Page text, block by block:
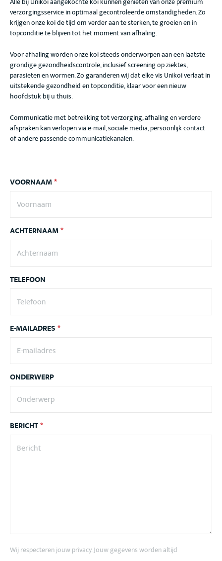
verzorgingsservice in optimaal gecontroleerde omstandigheden. Zo
krijgen onze koi de tijd om verder aan te sterken, te groeien en in
topconditie te blijven tot het moment van afhaling.
Voor afhaling worden onze koi steeds onderworpen aan een laatste
grondige gezondheidscontrole, inclusief screening op ziektes,
parasieten en wormen. Zo garanderen wij dat elke vis Unikoi verlaat in
uitstekende gezondheid en topconditie, klaar voor een nieuw
hoofdstuk bij u thuis.
Communicatie met betrekking tot verzorging, afhaling en verdere
afspraken kan verlopen via e-mail, sociale media, persoonlijk contact
of andere passende communicatiekanalen.
VOORNAAM*
ACHTERNAAM*
TELEFOON
E-MAILADRES*
ONDERWERP
BERICHT*
Wij respecteren jouw privacy. Jouw gegevens worden altijd